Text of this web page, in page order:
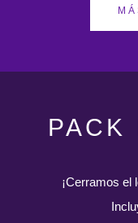
PACK
¡Cerramos el